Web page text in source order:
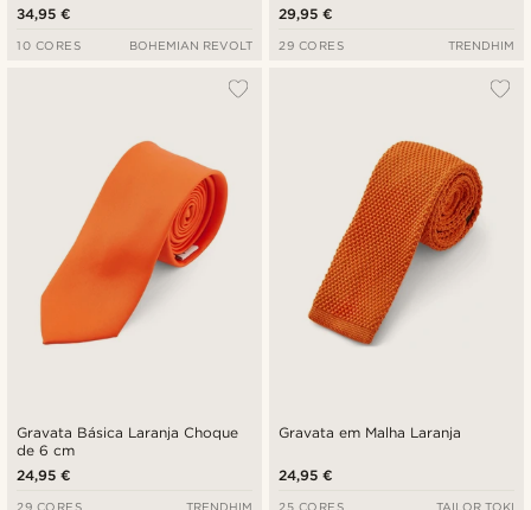
34,95 €
10 CORES BOHEMIAN REVOLT
29,95 €
29 CORES TRENDHIM
Gravata Básica Laranja Choque
de 6 cm
24,95 €
29 CORES TRENDHIM
Gravata em Malha Laranja
24,95 €
25 CORES TAILOR TOKI